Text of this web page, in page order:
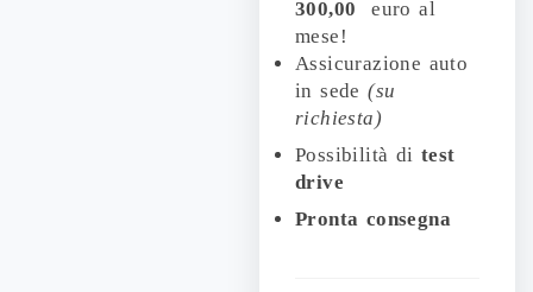
300,00euro al
mese!
Assicurazione auto
in sede(su
richiesta)
Possibilità di test
drive
Pronta consegna